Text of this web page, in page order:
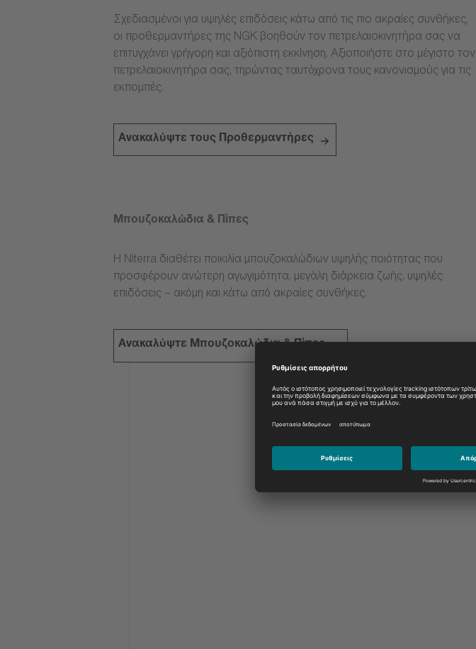
Σχεδιασμένοι για υψηλές επιδόσεις κάτω από τις πιο ακραίες συνθήκες,
οι προθερμαντήρες της NGK βοηθούν τον πετρελαιοκινητήρα σας να
επιτυγχάνει γρήγορη και αξιόπιστη εκκίνηση. Αξιοποιήστε στο μέγιστο τον
πετρελαιοκινητήρα σας, τηρώντας ταυτόχρονα τους κανονισμούς για τις
εκπομπές.
Ανακαλύψτε τους Προθερμαντήρες
Μπουζοκαλώδια & Πίπες
Η Niterra διαθέτει ποικιλία μπουζοκαλώδιων υψηλής ποιότητας που
προσφέρουν ανώτερη αγωγιμότητα, μεγάλη διάρκεια ζωής, υψηλές
επιδόσεις – ακόμη και κάτω από ακραίες συνθήκες.
Ανακαλύψτε Μπουζοκαλώδια & Πίπες